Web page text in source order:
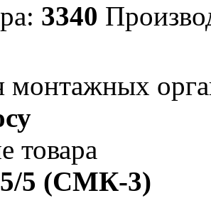
3340
монтажных
товара
5 (СМК-3)